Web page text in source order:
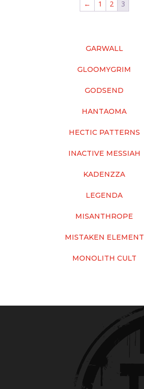
← 1 2 3
GARWALL
GLOOMYGRIM
GODSEND
HANTAOMA
HECTIC PATTERNS
INACTIVE MESSIAH
KADENZZA
LEGENDA
MISANTHROPE
MISTAKEN ELEMENT
MONOLITH CULT